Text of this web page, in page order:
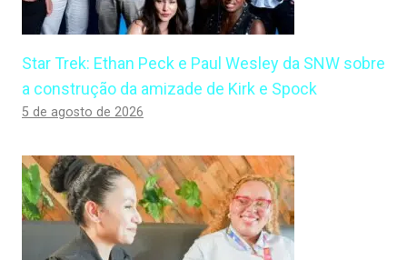
Star Trek: Ethan Peck e Paul Wesley da SNW sobre
a construção da amizade de Kirk e Spock
5 de agosto de 2026